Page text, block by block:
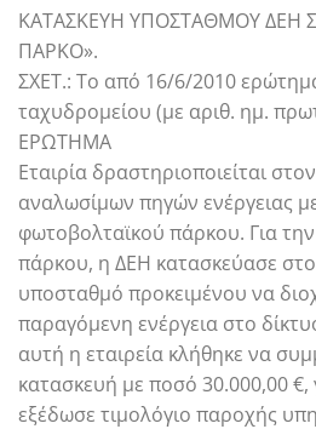
ΚΑΤΑΣΚΕΥΗ ΥΠΟΣΤΑΘΜΟΥ ΔΕΗ
ΠΑΡΚΟ».
ΣΧΕΤ.: Το από 16/6/2010
ταχυδρομείου (με αριθ. ημ.
ΕΡΩΤΗΜΑ
Εταιρία δραστηριοποιείται
αναλωσίμων πηγών ενέργειας
φωτοβολταϊκού πάρκου. Για την
πάρκου, η ΔΕΗ κατασκεύασε
υποσταθμό προκειμένου να
παραγόμενη ενέργεια στο
αυτή η εταιρεία κλήθηκε να
κατασκευή με ποσό 30.000,00 €,
εξέδωσε τιμολόγιο παροχής